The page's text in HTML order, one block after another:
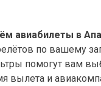
авиабилеты в
по вашему
помогут вам
вылета и